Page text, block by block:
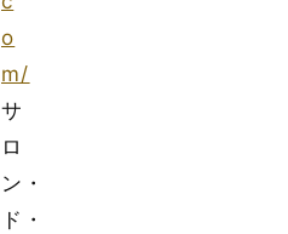
o
m/
サ
ロ
ン・
ド・